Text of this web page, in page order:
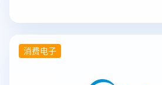
消费电子